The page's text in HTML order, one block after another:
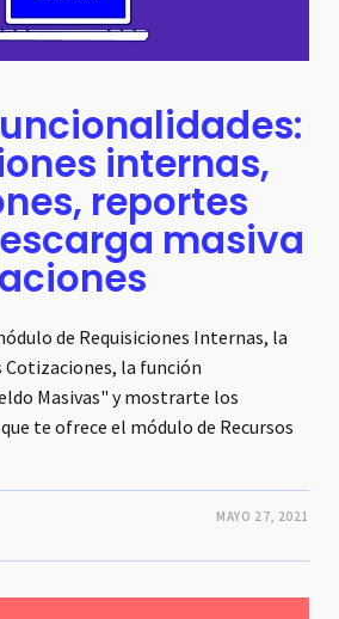
internas,
reportes
masiva
de Requisiciones Internas, la
Cotizaciones, la función
Masivas" y mostrarte los
te ofrece el módulo de Recursos
MAYO 27, 2021